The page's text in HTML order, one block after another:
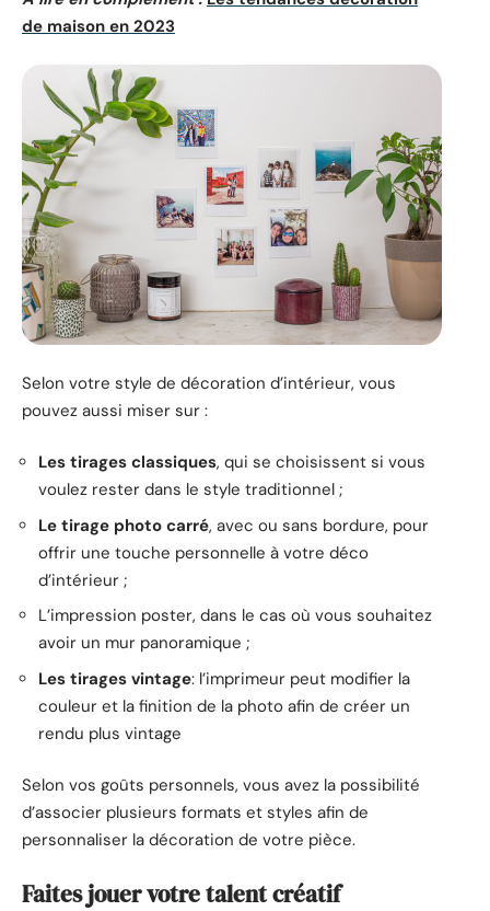
de maison en 2023
Selon votre style de décoration d’intérieur, vous
pouvez aussi miser sur :
Les tirages classiques, qui se choisissent si vous
voulez rester dans le style traditionnel ;
Le tirage photo carré, avec ou sans bordure, pour
offrir une touche personnelle à votre déco
d’intérieur ;
L’impression poster, dans le cas où vous souhaitez
avoir un mur panoramique ;
Les tirages vintage: l’imprimeur peut modifier la
couleur et la finition de la photo afin de créer un
rendu plus vintage
Selon vos goûts personnels, vous avez la possibilité
d’associer plusieurs formats et styles afin de
personnaliser la décoration de votre pièce.
Faites jouer votre talent créatif